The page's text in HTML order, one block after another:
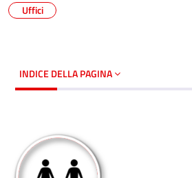
Uffici
INDICE DELLA PAGINA